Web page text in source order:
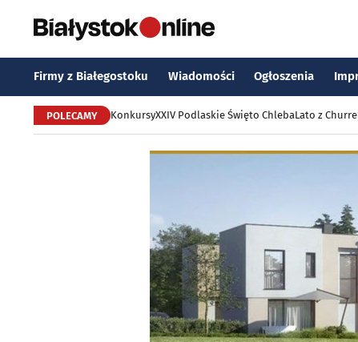
Firmy z Białegostoku Wiadomości Ogłoszenia
POLECAMY KonkursyXXIV Podlaskie Święto ChlebaLato z